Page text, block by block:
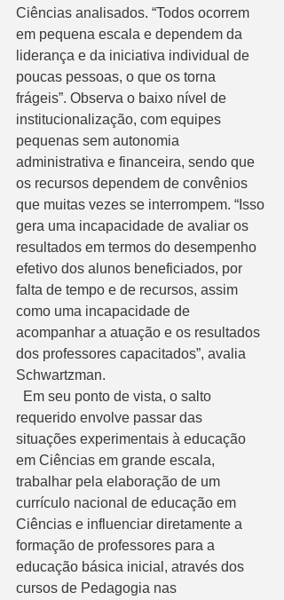
Ciências analisados. “Todos ocorrem
em pequena escala e dependem da
liderança e da iniciativa individual de
poucas pessoas, o que os torna
frágeis”. Observa o baixo nível de
institucionalização, com equipes
pequenas sem autonomia
administrativa e financeira, sendo que
os recursos dependem de convênios
que muitas vezes se interrompem. “Isso
gera uma incapacidade de avaliar os
resultados em termos do desempenho
efetivo dos alunos beneficiados, por
falta de tempo e de recursos, assim
como uma incapacidade de
acompanhar a atuação e os resultados
dos professores capacitados”, avalia
Schwartzman.
requerido envolve passar das
situações experimentais à educação
em Ciências em grande escala,
trabalhar pela elaboração de um
currículo nacional de educação em
Ciências e influenciar diretamente a
formação de professores para a
educação básica inicial, através dos
cursos de Pedagogia nas